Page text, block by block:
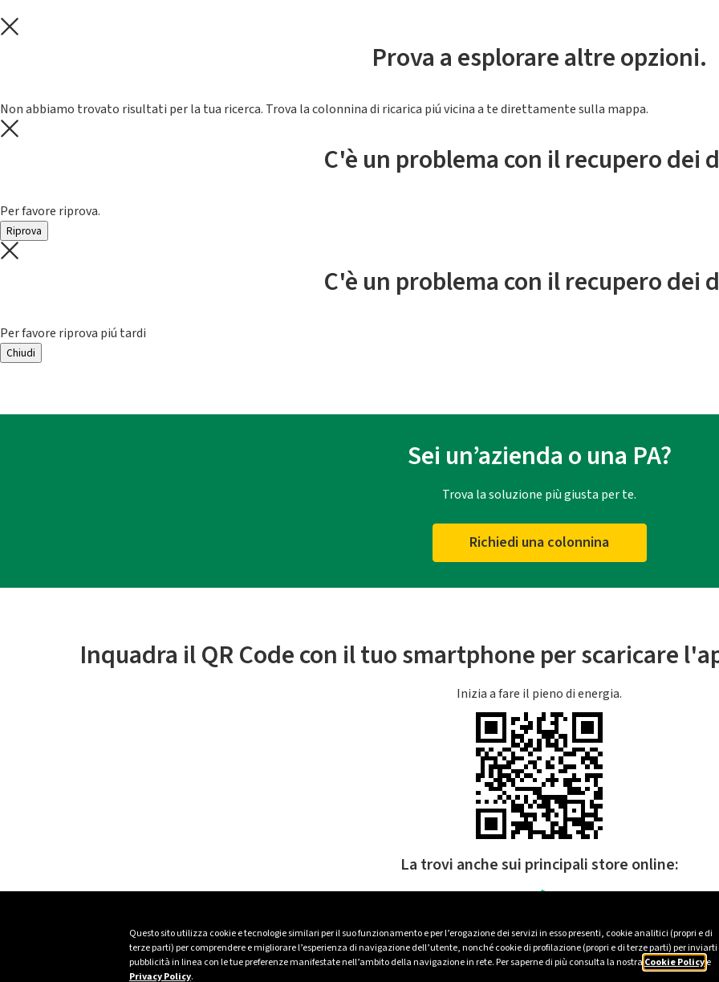
Questo sito utilizza cookie e tecnologie similari per il suo funzionamento e per l’erogazione dei servizi in esso presenti, cookie analitici (propri e di
terze parti) per comprendere e migliorare l’esperienza di navigazione dell’utente, nonché cookie di profilazione (propri e di terze parti) per inviarti
pubblicità in linea con le tue preferenze manifestate nell’ambito della navigazione in rete. Per saperne di più consulta la nostra Cookie Policye
Privacy Policy.
Prova a esplorare altre opzioni.
Non abbiamo trovato risultati per la tua ricerca. Trova la colonnina di ricarica piú vicina a te direttamente sulla mappa.
C'è un problema con il recupero dei
Per favore riprova.
Riprova
C'è un problema con il recupero dei
Per favore riprova piú tardi
Chiudi
Sei un’azienda o una PA?
Trova la soluzione più giusta per te.
Richiedi una colonnina
Inquadra il QR Code con il tuo smartphone per scaricare
Inizia a fare il pieno di energia.
La trovi anche sui principali store online: